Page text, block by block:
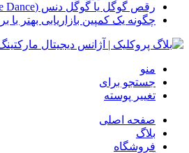
رقص گوگل یا گوگل دنس (Google Dance) چیست؟
چگونه یک کمپین بازاریابی بهتر با
منو
جستجو برای
تغییر پوسته
صفحه اصلی
بلاگ
فروشگاه